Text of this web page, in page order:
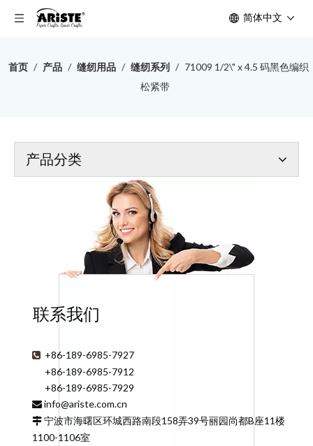
简体中文
首页 / 产品 / 缝纫用品 / 缝纫系列 / 71009 1/2\" x 4.5 码黑色编织
松紧带
产品分类
联系我们
 +86-189-6985-7927
+86-189-6985-7912
+86-189-6985-7929
 info@ariste.com.cn
 宁波市海曙区环城西路南段158弄39号丽园尚都B座11楼
1100-1106室